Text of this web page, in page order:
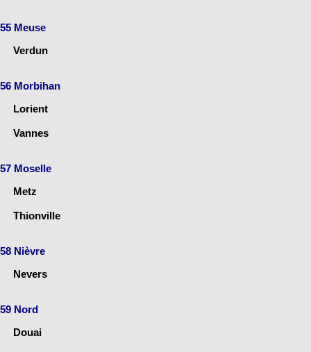
55 Meuse
Verdun
56 Morbihan
Lorient
Vannes
57 Moselle
Metz
Thionville
58 Nièvre
Nevers
59 Nord
Douai